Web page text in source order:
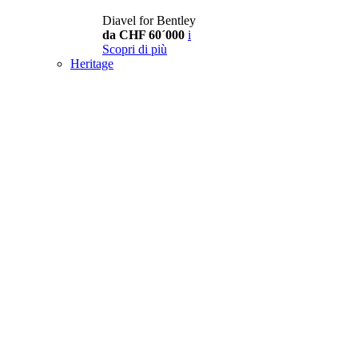
Diavel for Bentley
da CHF 60´000 i
Scopri di più
Heritage